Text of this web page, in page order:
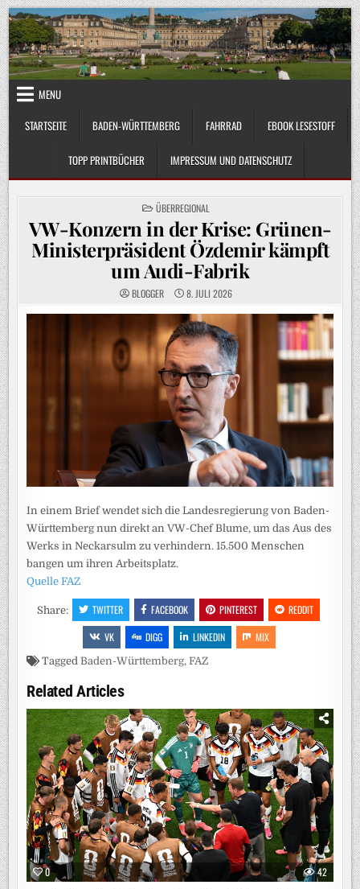
Skip
to
content
MENU
STARTSEITE
BADEN-WÜRTTEMBERG FAHRRAD EBOOK LESESTOFF
TOPP PRINTBÜCHER IMPRESSUM UND DATENSCHUTZ
POSTED
IN
ÜBERREGIONAL
VW-Konzern in der Krise: Grünen-
Ministerpräsident Özdemir kämpft
um Audi-Fabrik
BLOGGER 8. JULI 2026
In einem Brief wendet sich die Landesregierung von Baden-
Württemberg nun direkt an VW-Chef Blume, um das Aus des
Werks in Neckarsulm zu verhindern. 15.500 Menschen
bangen um ihren Arbeitsplatz.
Quelle FAZ
Share: TWITTER FACEBOOK PINTEREST
REDDIT
VK
DIGG LINKEDIN MIX
Tagged Baden-Württemberg,FAZ
Related Articles
0 42